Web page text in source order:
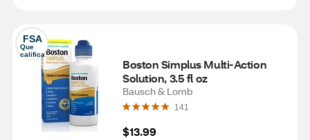
FSA
Que
califica
Boston Simplus Multi-Action
Solution, 3.5 fl oz
Bausch & Lomb
141
$13.99